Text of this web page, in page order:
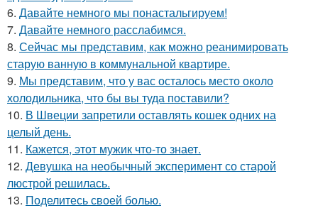
6. Давайте немного мы понастальгируем!
7. Давайте немного расслабимся.
8. Сейчас мы представим, как можно реанимировать
старую ванную в коммунальной квартире.
9. Мы представим, что у вас осталось место около
холодильника, что бы вы туда поставили?
10. В Швеции запретили оставлять кошек одних на
целый день.
11. Кажется, этот мужик что-то знает.
12. Девушка на необычный эксперимент со старой
люстрой решилась.
13. Поделитесь своей болью.